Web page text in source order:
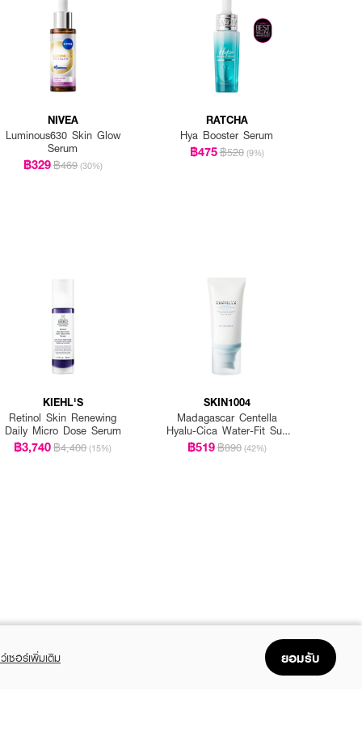
NIVEA
Luminous630 Skin Glow
Serum
฿329฿469 (30%)
RATCHA
Hya Booster Serum
฿475฿520 (9%)
KIEHL'S
Retinol Skin Renewing
Daily Micro Dose Serum
฿3,740฿4,400 (15%)
SKIN1004
Madagascar Centella
Hyalu-Cica Water-Fit Sun
Serum Spf50+ Pa+++
฿519฿890 (42%)
เซอร์เพิ่มเติม ยอมรับ